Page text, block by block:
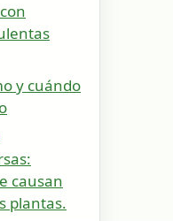
y cuándo
causan
plantas.